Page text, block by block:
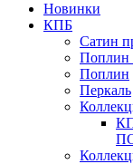
Новинки
КПБ
Сатин
Поплин
Поплин
Перкаль